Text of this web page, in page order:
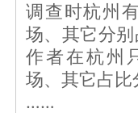
调查时杭州
场、其它分
作者在杭州
场、其它占比
……